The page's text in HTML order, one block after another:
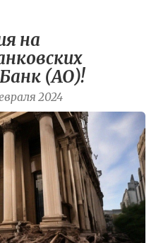
на
(АО)!
2024